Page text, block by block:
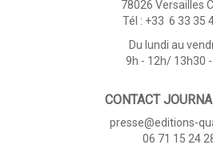
78026 Versailles
Tél : +33 6 33 35
Du lundi au
9h - 12h/ 13h30
CONTACT
presse@editions-
06 71 15 24